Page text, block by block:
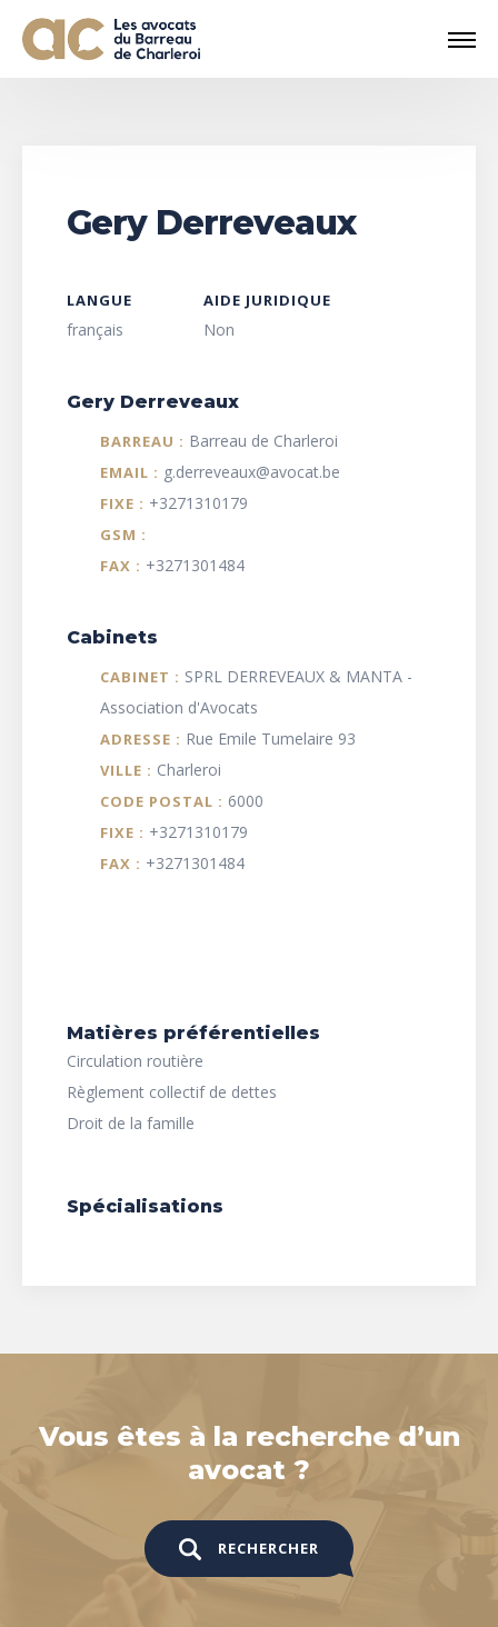
Gery Derreveaux
LANGUE
français
AIDE JURIDIQUE
Non
Gery Derreveaux
BARREAU : Barreau de Charleroi
EMAIL : g.derreveaux@avocat.be
FIXE : +3271310179
GSM :
FAX : +3271301484
Cabinets
CABINET : SPRL DERREVEAUX & MANTA -
Association d'Avocats
ADRESSE : Rue Emile Tumelaire 93
VILLE : Charleroi
CODE POSTAL : 6000
FIXE : +3271310179
FAX : +3271301484
Matières préférentielles
Circulation routière
Règlement collectif de dettes
Droit de la famille
Spécialisations
Vous êtes à la recherche d’un
avocat ?
RECHERCHER